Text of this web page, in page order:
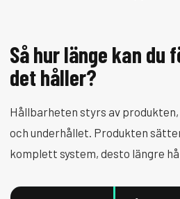
Så hur länge kan du
det håller?
Hållbarheten styrs av
och underhållet. Produkten
komplett system, desto längre